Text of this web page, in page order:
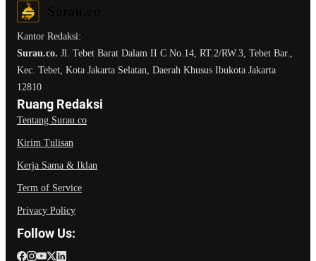
Kantor Redaksi:
Surau.co. Jl. Tebet Barat Dalam II C No.14, RT.2/RW.3, Tebet Bar.,
Kec. Tebet, Kota Jakarta Selatan, Daerah Khusus Ibukota Jakarta
12810
Ruang Redaksi
Tentang Surau.co
Kirim Tulisan
Kerja Sama & Iklan
Term of Service
Privacy Policy
Follow Us: